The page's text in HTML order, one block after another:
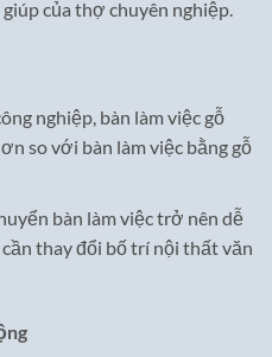
của thợ chuyên nghiệp.
nghiệp, bàn làm việc gỗ
so với bàn làm việc bằng gỗ
bàn làm việc trở nên dễ
thay đổi bố trí nội thất văn